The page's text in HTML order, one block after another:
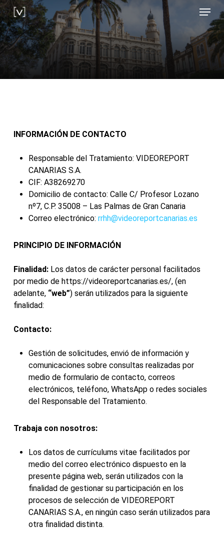
Skip
to
main
content
Menu
INFORMACIÓN DE CONTACTO
Responsable del Tratamiento: VIDEOREPORT
CANARIAS S.A.
CIF: A38269270
Domicilio de contacto: Calle C/ Profesor Lozano
nº7, C.P. 35008 – Las Palmas de Gran Canaria
Correo electrónico: rrhh@videoreportcanarias.es
PRINCIPIO DE INFORMACIÓN
Finalidad:Los datos de carácter personal facilitados
por medio de https://videoreportcanarias.es/, (en
adelante, “web”) serán utilizados para la siguiente
finalidad:
Contacto:
Gestión de solicitudes, envió de información y
comunicaciones sobre consultas realizadas por
medio de formulario de contacto, correos
electrónicos, teléfono, WhatsApp o redes sociales
del Responsable del Tratamiento.
Trabaja con nosotros:
Los datos de currículums vitae facilitados por
medio del correo electrónico dispuesto en la
presente página web, serán utilizados con la
finalidad de gestionar su participación en los
procesos de selección de VIDEOREPORT
CANARIAS S.A., en ningún caso serán utilizados para
otra finalidad distinta.